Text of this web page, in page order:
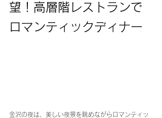
望！高層階レストランで
ロマンティックディナー
金沢の夜は、美しい夜景を眺めながらロマンティッ